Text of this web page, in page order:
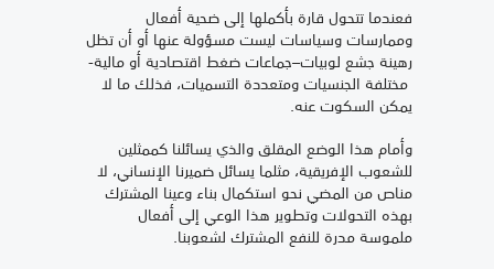
فعندما تتحول قارة بأكملها إلى ضحية أفعال
وممارسات وسياسات ليست مسؤولة عنها أو أن تظل
رهينة جشع لوبيات–جماعات ضغط اقتصادية أو مالية-
مختلفة الجنسيات ومتعددة التسميات، فذلك ما لا
يمكن السكوت عنه.
وأمام هذا الوضع المقلق والذي يسائلنا كممثلين
للشعوب الإفريقية، مثلما يسائل ضميرنا الإنساني، لا
مناص من المضي نحو استكمال بناء وعينا المشترك
بهذه التحولات وتطوير هذا الوعي إلى أفعال
ملموسة مدرة للنفع المشترك لشعوبنا.